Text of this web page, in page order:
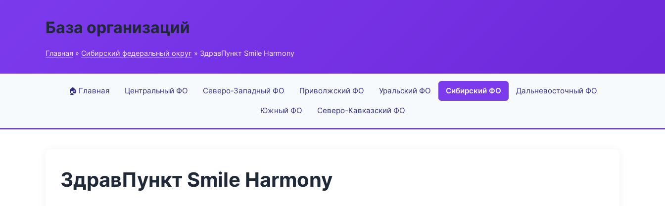
База организаций
Главная » Сибирский федеральный округ » ЗдравПункт Smile Harmony
🏠 Главная Центральный ФО Северо-Западный ФО Приволжский ФО Уральский ФО Сибирский ФО Дальневосточный ФО
Южный ФО Северо-Кавказский ФО
ЗдравПункт Smile Harmony